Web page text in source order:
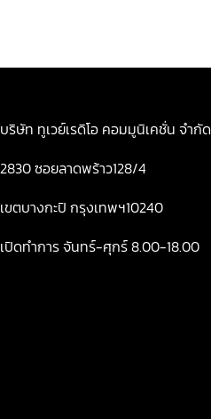
บริษัท ทูเวย์เรดิโอ คอมมูนิเคชั่น จำกัด
2830 ซอยลาดพร้าว128/4
เขตบางกะปิ กรุงเทพฯ10240
เปิดทำการ จันทร์-ศุกร์ 8.00-18.00